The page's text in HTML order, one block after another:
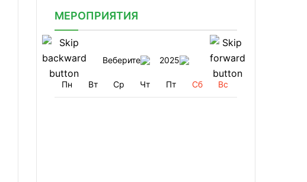
МЕРОПРИЯТИЯ
Веберите 2025
Пн Вт Ср Чт Пт Сб Вс